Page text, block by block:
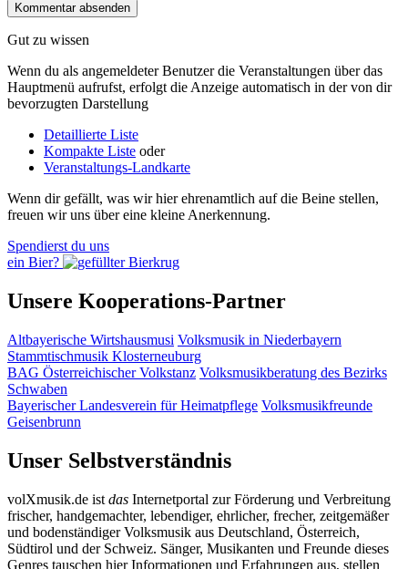
Gut zu wissen
Wenn du als angemeldeter Benutzer die Veranstaltungen über das
Hauptmenü aufrufst, erfolgt die Anzeige automatisch in der von dir
bevorzugten Darstellung
Detaillierte Liste
Kompakte Liste oder
Veranstaltungs-Landkarte
Wenn dir gefällt, was wir hier ehrenamtlich auf die Beine stellen,
freuen wir uns über eine kleine Anerkennung.
Spendierst du uns
ein Bier?
Unsere Kooperations-Partner
Altbayerische Wirtshausmusi Volksmusik in Niederbayern
Stammtischmusik Klosterneuburg
BAG Österreichischer Volkstanz Volksmusikberatung des Bezirks
Schwaben
Bayerischer Landesverein für Heimatpflege Volksmusikfreunde
Geisenbrunn
Unser Selbstverständnis
volXmusik.de ist das Internetportal zur Förderung und Verbreitung
frischer, handgemachter, lebendiger, ehrlicher, frecher, zeitgemäßer
und bodenständiger Volksmusik aus Deutschland, Österreich,
Südtirol und der Schweiz. Sänger, Musikanten und Freunde dieses
Genres tauschen hier Informationen und Erfahrungen aus, stellen